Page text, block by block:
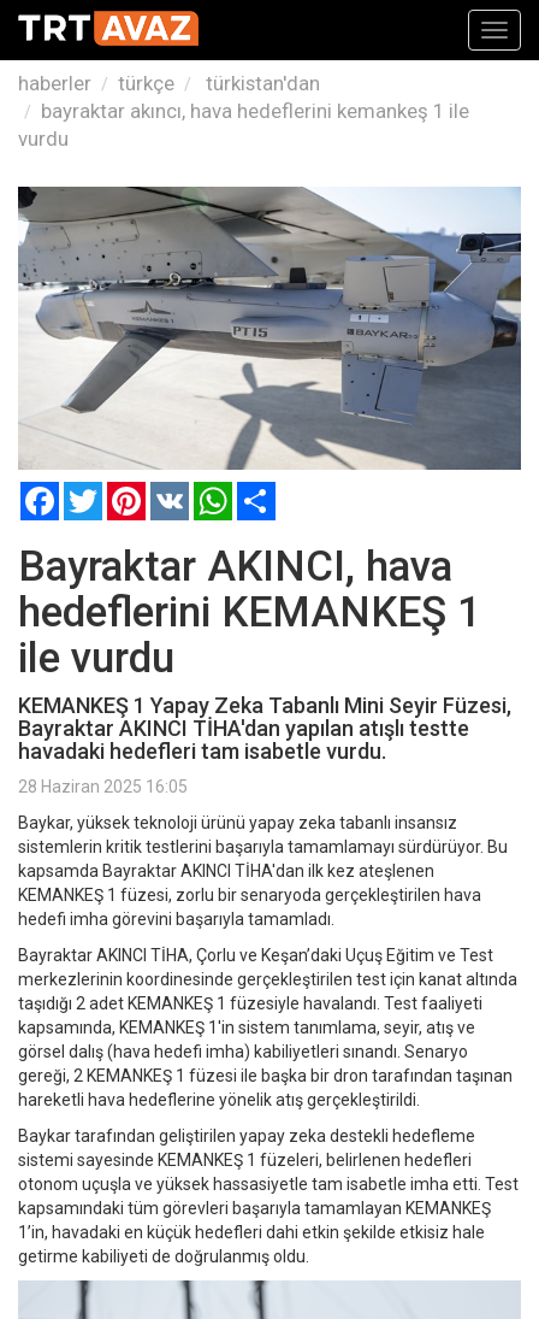
haberler türkçe
türkistan'dan
bayraktar akıncı, hava hedeflerini kemankeş 1 ile
vurdu
FacebookTwitterPinterest
VK WhatsApp
Bayraktar AKINCI, hava
hedeflerini KEMANKEŞ 1
ile vurdu
KEMANKEŞ 1 Yapay Zeka Tabanlı Mini Seyir Füzesi,
Bayraktar AKINCI TİHA'dan yapılan atışlı testte
havadaki hedefleri tam isabetle vurdu.
28 Haziran 2025 16:05
Baykar, yüksek teknoloji ürünü yapay zeka tabanlı insansız
sistemlerin kritik testlerini başarıyla tamamlamayı sürdürüyor. Bu
kapsamda Bayraktar AKINCI TİHA'dan ilk kez ateşlenen
KEMANKEŞ 1 füzesi, zorlu bir senaryoda gerçekleştirilen hava
hedefi imha görevini başarıyla tamamladı.
Bayraktar AKINCI TİHA, Çorlu ve Keşan’daki Uçuş Eğitim ve Test
merkezlerinin koordinesinde gerçekleştirilen test için kanat altında
taşıdığı 2 adet KEMANKEŞ 1 füzesiyle havalandı. Test faaliyeti
kapsamında, KEMANKEŞ 1'in sistem tanımlama, seyir, atış ve
görsel dalış (hava hedefi imha) kabiliyetleri sınandı. Senaryo
gereği, 2 KEMANKEŞ 1 füzesi ile başka bir dron tarafından taşınan
hareketli hava hedeflerine yönelik atış gerçekleştirildi.
Baykar tarafından geliştirilen yapay zeka destekli hedefleme
sistemi sayesinde KEMANKEŞ 1 füzeleri, belirlenen hedefleri
otonom uçuşla ve yüksek hassasiyetle tam isabetle imha etti. Test
kapsamındaki tüm görevleri başarıyla tamamlayan KEMANKEŞ
1’in, havadaki en küçük hedefleri dahi etkin şekilde etkisiz hale
getirme kabiliyeti de doğrulanmış oldu.